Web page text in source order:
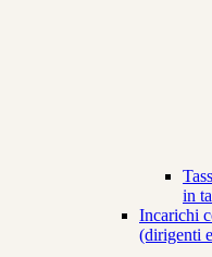
in
Incarichi
(dirigenti